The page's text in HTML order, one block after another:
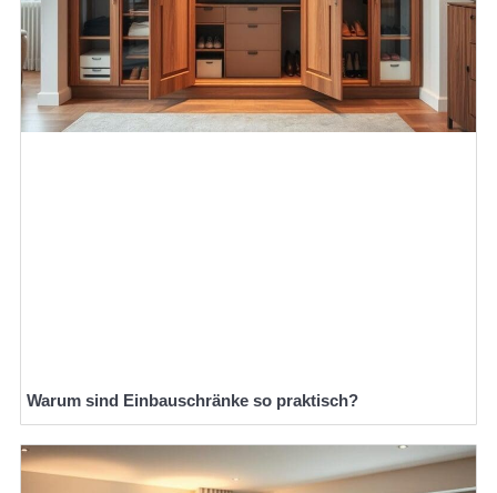
Warum sind Einbauschränke so praktisch?